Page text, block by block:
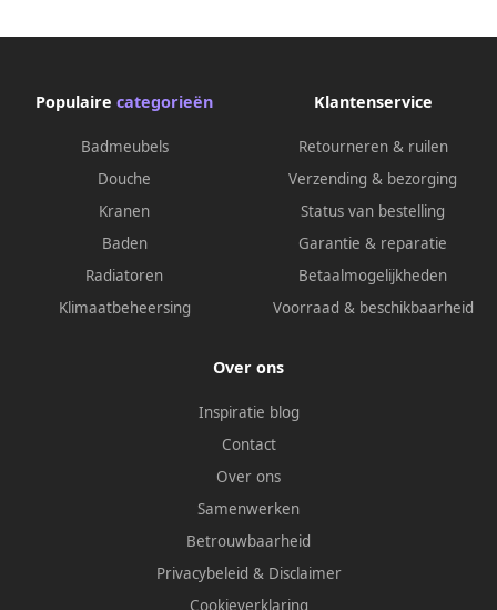
Populaire categorieën
Badmeubels
Douche
Kranen
Baden
Radiatoren
Klimaatbeheersing
Klantenservice
Retourneren & ruilen
Verzending & bezorging
Status van bestelling
Garantie & reparatie
Betaalmogelijkheden
Voorraad & beschikbaarheid
Over ons
Inspiratie blog
Contact
Over ons
Samenwerken
Betrouwbaarheid
Privacybeleid & Disclaimer
Cookieverklaring